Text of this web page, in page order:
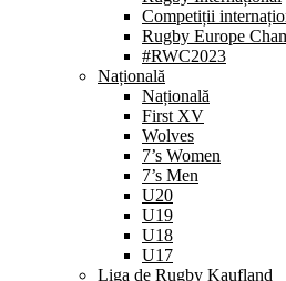
Competiții
Rugby Europe
#RWC2023
Națională
Națională
First XV
Wolves
7’s Women
7’s Men
U20
U19
U18
U17
Liga de Rugby Kaufland